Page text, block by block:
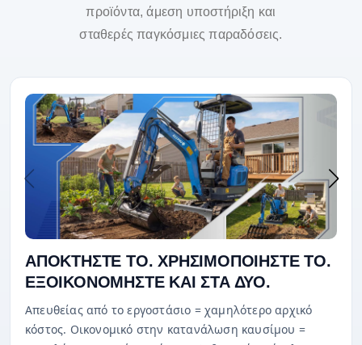
προϊόντα, άμεση υποστήριξη και
σταθερές παγκόσμιες παραδόσεις.
ΑΠΟΚΤΗΣΤΕ ΤΟ. ΧΡΗΣΙΜΟΠΟΙΗΣΤΕ ΤΟ.
ΕΞΟΙΚΟΝΟΜΗΣΤΕ ΚΑΙ ΣΤΑ ΔΥΟ.
Απευθείας από το εργοστάσιο = χαμηλότερο αρχικό
κόστος. Οικονομικό στην κατανάλωση καυσίμου =